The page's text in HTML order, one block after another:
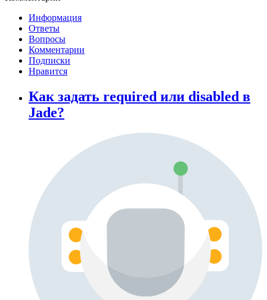
Информация
Ответы
Вопросы
Комментарии
Подписки
Нравится
Как задать required или disabled в
Jade?